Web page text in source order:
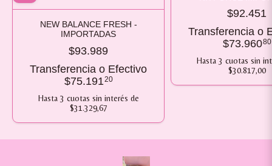
NEW BALANCE FRESH -
IMPORTADAS
$93.989
Transferencia o Efectivo
$75.19120
Hasta 3 cuotas sin interés de
$31.329,67
$92.451
Transferencia o
$73.96080
Hasta 3 cuotas sin
$30.817,00